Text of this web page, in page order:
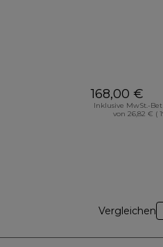
168,00 €
Inklusive MwSt.-
von 26,82 € (
Vergleichen